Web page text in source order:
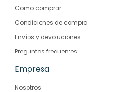
Como comprar
Condiciones de compra
Envíos y devoluciones
Preguntas frecuentes
Empresa
Nosotros